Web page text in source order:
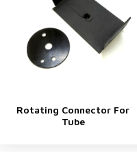
Rotating Connector For
Tube